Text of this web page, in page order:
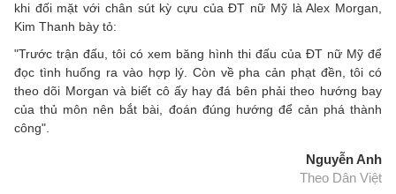
khi đối mặt với chân sút kỳ cựu của ĐT nữ Mỹ là Alex Morgan,
Kim Thanh bày tỏ:
"Trước trận đấu, tôi có xem băng hình thi đấu của ĐT nữ Mỹ để
đọc tình huống ra vào hợp lý. Còn về pha cản phạt đền, tôi có
theo dõi Morgan và biết cô ấy hay đá bên phải theo hướng bay
của thủ môn nên bắt bài, đoán đúng hướng để cản phá thành
công".
Nguyễn Anh
Theo Dân Việt